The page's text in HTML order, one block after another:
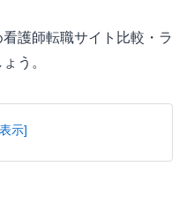
護師転職サイト比較・ラ
う。
表示]